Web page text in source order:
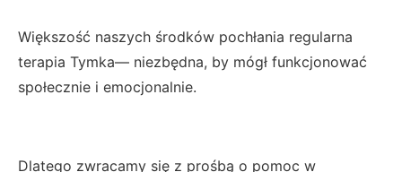
Większość naszych środków pochłania regularna
terapia Tymka— niezbędna, by mógł funkcjonować
społecznie i emocjonalnie.
Dlatego zwracamy się z prośbą o pomoc w